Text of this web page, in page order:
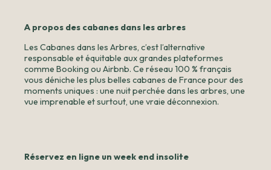
A propos des cabanes dans les arbres
Les Cabanes dans les Arbres, c’est l’alternative
responsable et équitable aux grandes plateformes
comme Booking ou Airbnb. Ce réseau 100 % français
vous déniche les plus belles cabanes de France pour des
moments uniques : une nuit perchée dans les arbres, une
vue imprenable et surtout, une vraie déconnexion.
Réservez en ligne un week end insolite